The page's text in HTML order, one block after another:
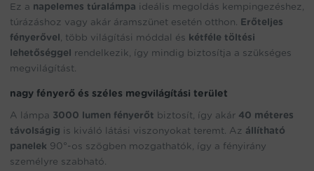
Ez a napelemes túralámpa ideális megoldás kempingezéshez,
túrázáshoz vagy akár áramszünet esetén otthon. Erőteljes
fényerővel , több világítási móddal és kétféle töltési
lehetőséggel rendelkezik, így mindig biztosítja a szükséges
megvilágítást.
nagy fényerő és széles megvilágítási terület
A lámpa 3000 lumen fényerőt biztosít, így akár 40 méteres
távolságig is kiváló látási viszonyokat teremt. Az állítható
panelek 90°-os szögben mozgathatók, így a fényirány
személyre szabható.